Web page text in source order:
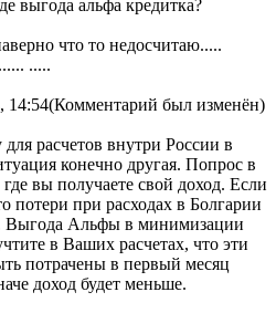
выгода альфа кредитка?
что то недосчитаю.....
.....
14:54(Комментарий был изменён)
расчетов внутри России в
конечно другая. Попрос в
вы получаете свой доход. Если
потери при расходах в Болгарии
Выгода Альфы в минимизации
в Ваших расчетах, что эти
потрачены в первый месяц
доход будет меньше.